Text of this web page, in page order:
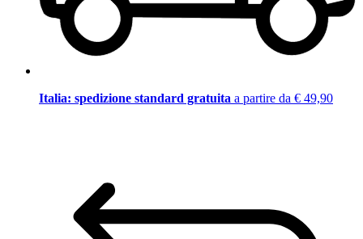
Italia: spedizione standard gratuita a partire da € 49,90